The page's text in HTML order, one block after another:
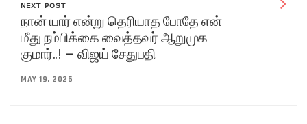
NEXT POST
நான் யார் என்று தெரியாத போதே என்
மீது நம்பிக்கை வைத்தவர் ஆறுமுக
குமார்..! – விஜய் சேதுபதி
MAY 19, 2025